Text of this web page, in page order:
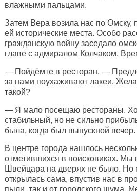
влажными пальцами.
Затем Вера возила нас по Омску,
ей исторические места. Особо
гражданскую войну заседало
главе с адмиралом Колчаком.
— Пойдёмте в ресторан. —
за нами поухаживают лакеи.
такой?
— Я мало посещаю рестораны.
стабильный, но не сильно
была, когда был выпускной вечер.
В центре города нашлось
отметившихся в поисковиках.
Швейцара на дверях не было. Но
открылась сама, впустив нас в
пыли, так и от городского шума.